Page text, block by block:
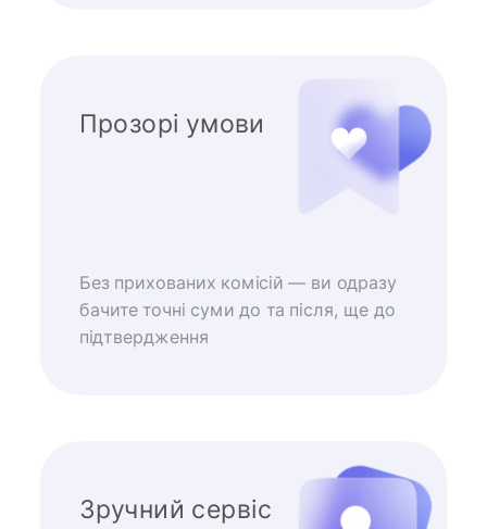
Прозорі умови
Без прихованих комісій — ви одразу
бачите точні суми до та після, ще до
підтвердження
Зручний сервіс